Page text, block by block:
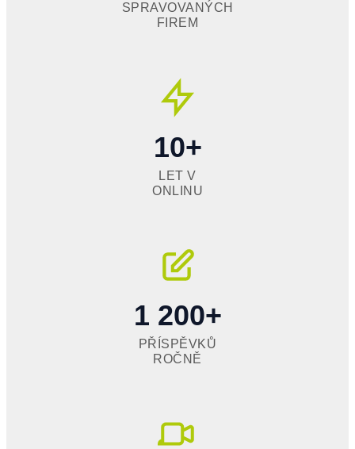
SPRAVOVANÝCH
FIREM
10+
LET V
ONLINU
1 200+
PŘÍSPĚVKŮ
ROČNĚ